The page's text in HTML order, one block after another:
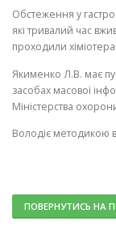
Обстеження у
які тривалий час
проходили
Якименко Л.В. має
засобах масової
Міністерства
Володіє методикою
ПОВЕРНУТИСЬ НА